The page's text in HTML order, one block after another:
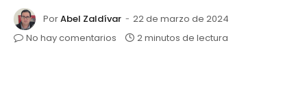
PorAbel Zaldívar
22 de marzo de 2024
No hay comentarios
2 minutos de lectura